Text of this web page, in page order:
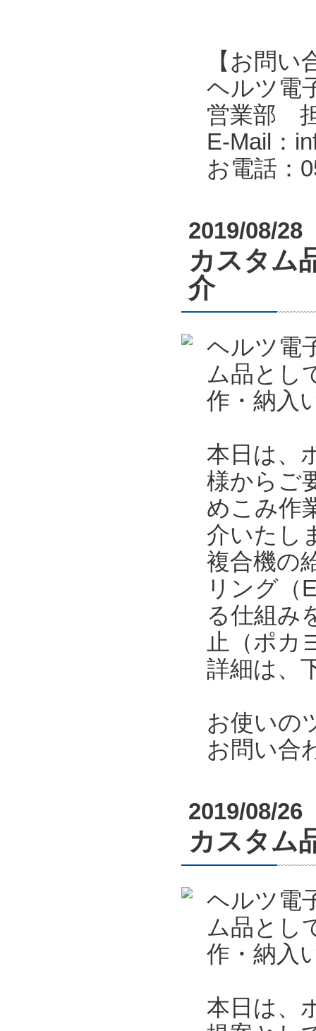
【お問い
ヘルツ電
営業部
E-Mail：
お電話：
2019/08/28
カスタム
介
ヘルツ電
ム品とし
作・納入
本日は、
様からご
めこみ作
介いたし
複合機の
リング（
る仕組み
止（ポカ
詳細は、
お使いの
お問い合
2019/08/26
カスタム
ヘルツ電
ム品とし
作・納入
本日は、